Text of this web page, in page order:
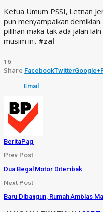
Ketua Umum PSSI, Letnan
pun menyampaikan
pilihan maka tak ada jalan
musim ini. #zal
16
Share FacebookTwitterGoogle+
Email
BeritaPagi
Prev Post
Dua Begal Motor Ditembak
Next Post
Baru Dibangun, Rumah Amblas